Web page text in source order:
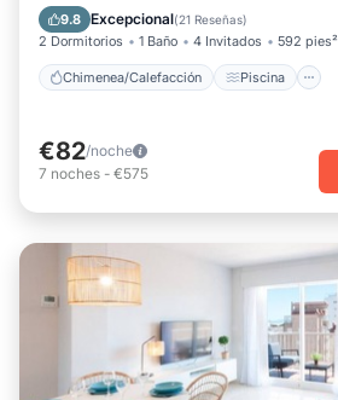
9.8 Excepcional(21 Reseñas)
2 Dormitorios 1 Baño 4 Invitados 592 pies²
Chimenea/Calefacción Piscina
Balcón/Terraza
€82/noche
7 noches - €575